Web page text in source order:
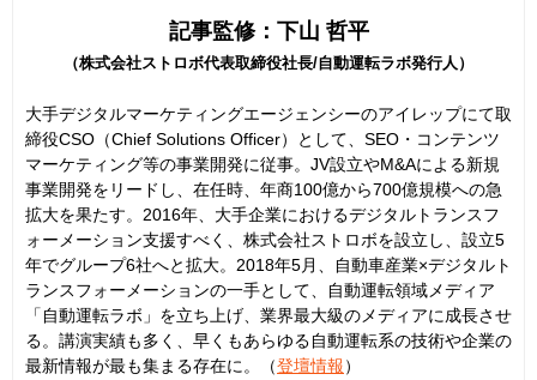
記事監修：下山 哲平
（株式会社ストロボ代表取締役社長/自動運転ラボ発行人）
大手デジタルマーケティングエージェンシーのアイレップにて取
締役CSO（Chief Solutions Officer）として、SEO・コンテンツ
マーケティング等の事業開発に従事。JV設立やM&Aによる新規
事業開発をリードし、在任時、年商100億から700億規模への急
拡大を果たす。2016年、大手企業におけるデジタルトランスフ
ォーメーション支援すべく、株式会社ストロボを設立し、設立5
年でグループ6社へと拡大。2018年5月、自動車産業×デジタルト
ランスフォーメーションの一手として、自動運転領域メディア
「自動運転ラボ」を立ち上げ、業界最大級のメディアに成長させ
る。講演実績も多く、早くもあらゆる自動運転系の技術や企業の
最新情報が最も集まる存在に。（登壇情報）